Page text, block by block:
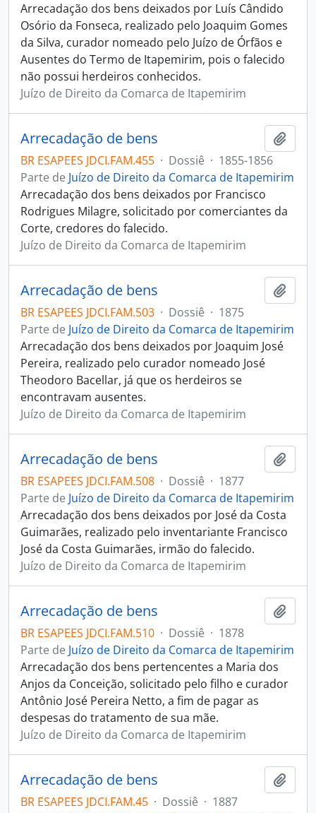
Arrecadação dos bens deixados por Luís Cândido
Osório da Fonseca, realizado pelo Joaquim Gomes
da Silva, curador nomeado pelo Juízo de Órfãos e
Ausentes do Termo de Itapemirim, pois o falecido
não possui herdeiros conhecidos.
Juízo de Direito da Comarca de Itapemirim
Arrecadação de bens
BR ESAPEES JDCI.FAM.455 · Dossiê · 1855-1856
Parte de Juízo de Direito da Comarca de Itapemirim
Arrecadação dos bens deixados por Francisco
Rodrigues Milagre, solicitado por comerciantes da
Corte, credores do falecido.
Juízo de Direito da Comarca de Itapemirim
Arrecadação de bens
BR ESAPEES JDCI.FAM.503 · Dossiê · 1875
Parte de Juízo de Direito da Comarca de Itapemirim
Arrecadação dos bens deixados por Joaquim José
Pereira, realizado pelo curador nomeado José
Theodoro Bacellar, já que os herdeiros se
encontravam ausentes.
Juízo de Direito da Comarca de Itapemirim
Arrecadação de bens
BR ESAPEES JDCI.FAM.508 · Dossiê · 1877
Parte de Juízo de Direito da Comarca de Itapemirim
Arrecadação dos bens deixados por José da Costa
Guimarães, realizado pelo inventariante Francisco
José da Costa Guimarães, irmão do falecido.
Juízo de Direito da Comarca de Itapemirim
Arrecadação de bens
BR ESAPEES JDCI.FAM.510 · Dossiê · 1878
Parte de Juízo de Direito da Comarca de Itapemirim
Arrecadação dos bens pertencentes a Maria dos
Anjos da Conceição, solicitado pelo filho e curador
Antônio José Pereira Netto, a fim de pagar as
despesas do tratamento de sua mãe.
Juízo de Direito da Comarca de Itapemirim
Arrecadação de bens
BR ESAPEES JDCI.FAM.45 · Dossiê · 1887